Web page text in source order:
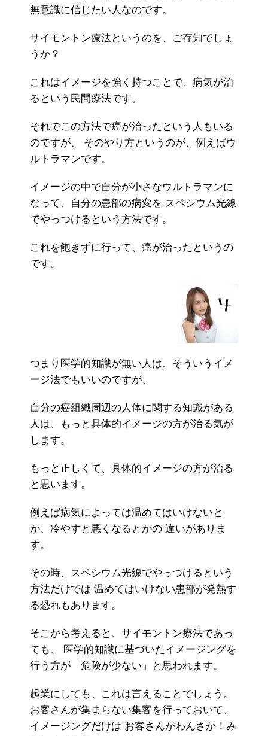
無意識に信じたい人なのです。
サイモントン療法というのを、ご存知でしょ
うか？
これはイメージを強く持つことで、病気が治
るという民間療法です。
それでこの方法で癌が治ったという人もいる
のですが、 そのやり方というのが、例えばウ
ルトラマンです。
イメージの中で自分が小さなウルトラマンに
なって、自分の患部の病変を スペシウム光線
でやっつけるという方法です。
これを飽きずに行って、癌が治ったというの
です。
つまり医学的知識が無い人は、そういうイメ
ージ法でもいいのですが、
自分の癌組織周辺の人体に関する知識がある
人は、もっと具体的イメージの方が治る気が
します。
もっと正しくて、具体的イメージの方が治る
と思います。
例えば病気によっては温めてはいけないと
か、冷やすと悪くなるとかの 違いがありま
す。
その時、スペシウム光線でやっつけるという
方法だけでは 温めてはいけない患部が発熱す
る恐れもあります。
そこから考えると、サイモントン療法であっ
ても、 医学的知識に基づいたイメージングを
行う方が「危険が少ない」と思われます。
起業にしても、これは言えることでしょう。
お客さんが集まらない集客を行っておいて、
イメージングだけは お客さんがわんさか！み